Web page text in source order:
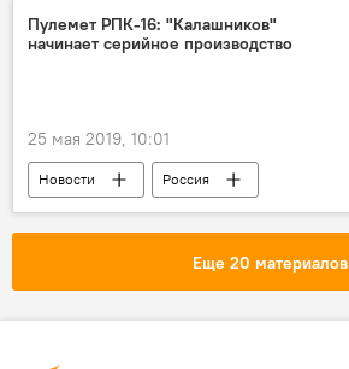
Молдова
ливни
Пулемет РПК-16: "Калашников"
начинает серийное производство
25 мая 2019, 10:01
Новости Россия
Еще 20 материалов